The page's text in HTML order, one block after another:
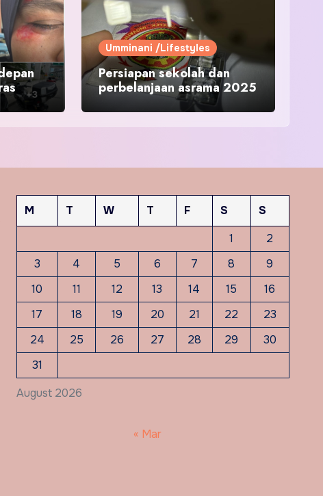
Umminani /Lifestyles
Persiapan sekolah dan
perbelanjaan asrama 2025
August 2026
M T W T F S
S
1
2
3
4 5 6 7 8
9
10
11 12 13 14 15
16
17
18 19 20 21 22
23
24
25 26 27 28 29
30
31
« Mar